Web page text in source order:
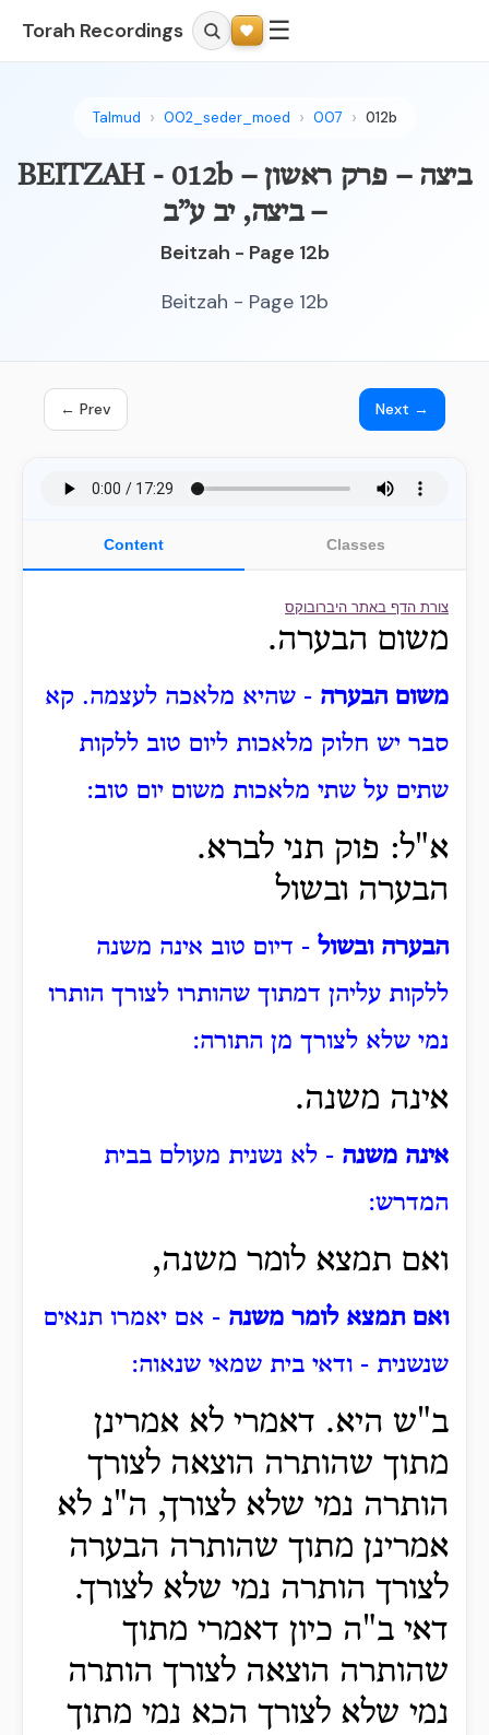
Torah Recordings ☰
Talmud 002_seder_moed 007 012b
BEITZAH - 012b – ביצה – פרק ראשון
– ביצה, יב ע”ב
Beitzah - Page 12b
Beitzah - Page 12b
← Prev Next →
Content Classes
צורת הדף באתר היברובוקס
משום הבערה.
משום הבערה - שהיא מלאכה לעצמה. קא
סבר יש חלוק מלאכות ליום טוב ללקות
שתים על שתי מלאכות משום יום טוב:
א"ל: פוק תני לברא.
הבערה ובשול
הבערה ובשול - דיום טוב אינה משנה
ללקות עליהן דמתוך שהותרו לצורך הותרו
נמי שלא לצורך מן התורה:
אינה משנה.
אינה משנה - לא נשנית מעולם בבית
המדרש:
ואם תמצא לומר משנה,
ואם תמצא לומר משנה - אם יאמרו תנאים
שנשנית - ודאי בית שמאי שנאוה:
ב"ש היא. דאמרי לא אמרינן
מתוך שהותרה הוצאה לצורך
הותרה נמי שלא לצורך, ה"נ לא
אמרינן מתוך שהותרה הבערה
לצורך הותרה נמי שלא לצורך.
דאי ב"ה כיון דאמרי מתוך
שהותרה הוצאה לצורך הותרה
נמי שלא לצורך הכא נמי מתוך